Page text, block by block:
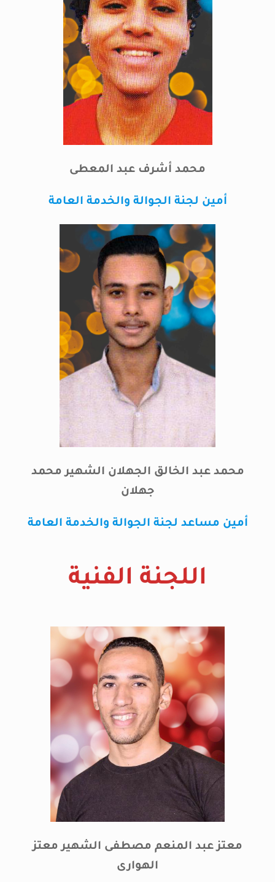
محمد أشرف عبد المعطى
أمين لجنة الجوالة والخدمة العامة
محمد عبد الخالق الجهلان الشهير محمد
جهلان
أمين مساعد لجنة الجوالة والخدمة العامة
اللجنة الفنية
معتز عبد المنعم مصطفى الشهير معتز
الهوارى